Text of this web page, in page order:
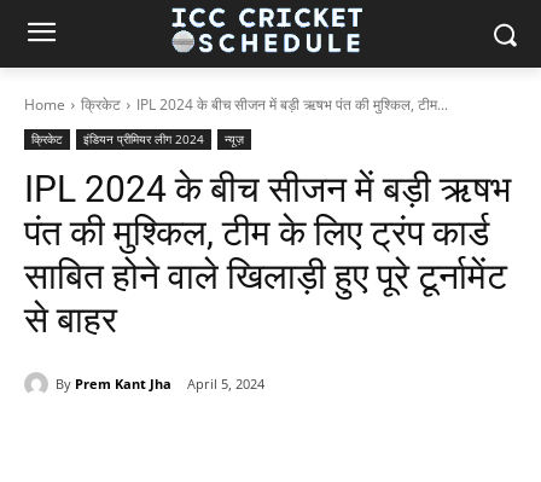
Home क्रिकेट IPL 2024 के बीच सीजन में बड़ी ऋषभ पंत की मुश्किल, टीम...
क्रिकेट इंडियन प्रीमियर लीग 2024 न्यूज़
IPL 2024 के बीच सीजन में बड़ी ऋषभ
पंत की मुश्किल, टीम के लिए ट्रंप कार्ड
साबित होने वाले खिलाड़ी हुए पूरे टूर्नामेंट
से बाहर
By Prem Kant Jha April 5, 2024